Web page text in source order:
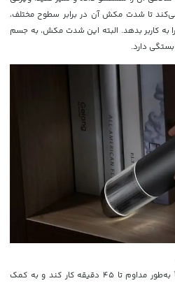
تا شدت مکش آن در برابر سطوح مختلف،
به کاربر بدهد. البته این شدت مکش، به جسم
دارد.
جارو شارژی بیسوس قادر است تقریباً به‌طور مداوم تا 45 دقیقه کار کند و به کمک